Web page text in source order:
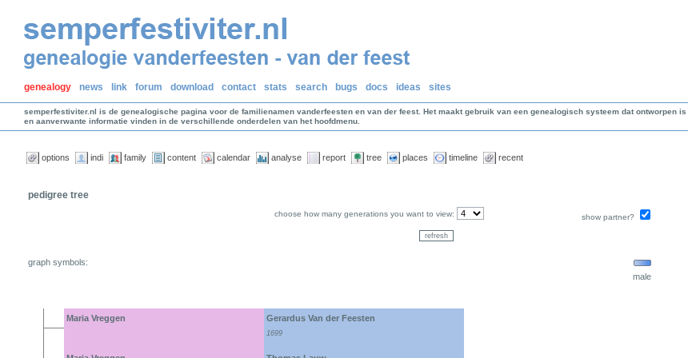
genealogy news link forum download contact stats search bugs docs ideas sites
semperfestiviter.nl is de genealogische pagina voor de familienamen vanderfeesten en van der feest. Het maakt gebruik van een genealogisch systeem dat ontworpen
en aanverwante informatie vinden in de verschillende onderdelen van het hoofdmenu.
options indi family content calendar analyse report tree places timeline recent
pedigree tree
choose how many generations you want to view: show partner?
graph symbols:
male
Maria Vreggen Gerardus Van der Feesten
1699